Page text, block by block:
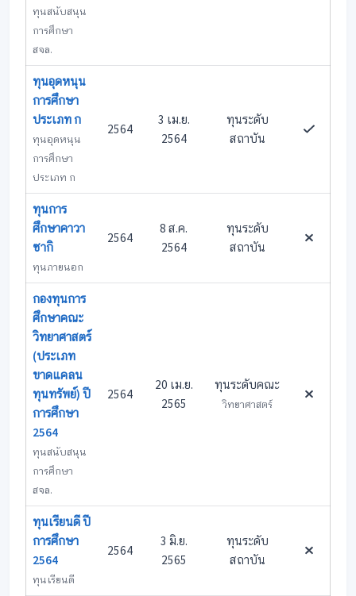
ทุนสนับสนุน
การศึกษา
สจล.
ทุนอุดหนุน
การศึกษา
ประเภท ก
ทุนอุดหนุน
การศึกษา
ประเภท ก
2564
3 เม.ย.
2564
ทุนระดับ
สถาบัน
ทุนการ
ศึกษาคาวา
ซากิ
ทุนภายนอก
2564
8 ส.ค.
2564
ทุนระดับ
สถาบัน
กองทุนการ
ศึกษาคณะ
วิทยาศาสตร์
(ประเภท
ขาดแคลน
ทุนทรัพย์) ปี
การศึกษา
2564
ทุนสนับสนุน
การศึกษา
สจล.
2564
20 เม.ย.
2565
ทุนระดับคณะ
วิทยาศาสตร์
ทุนเรียนดี ปี
การศึกษา
2564
ทุนเรียนดี
2564
3 มิ.ย.
2565
ทุนระดับ
สถาบัน